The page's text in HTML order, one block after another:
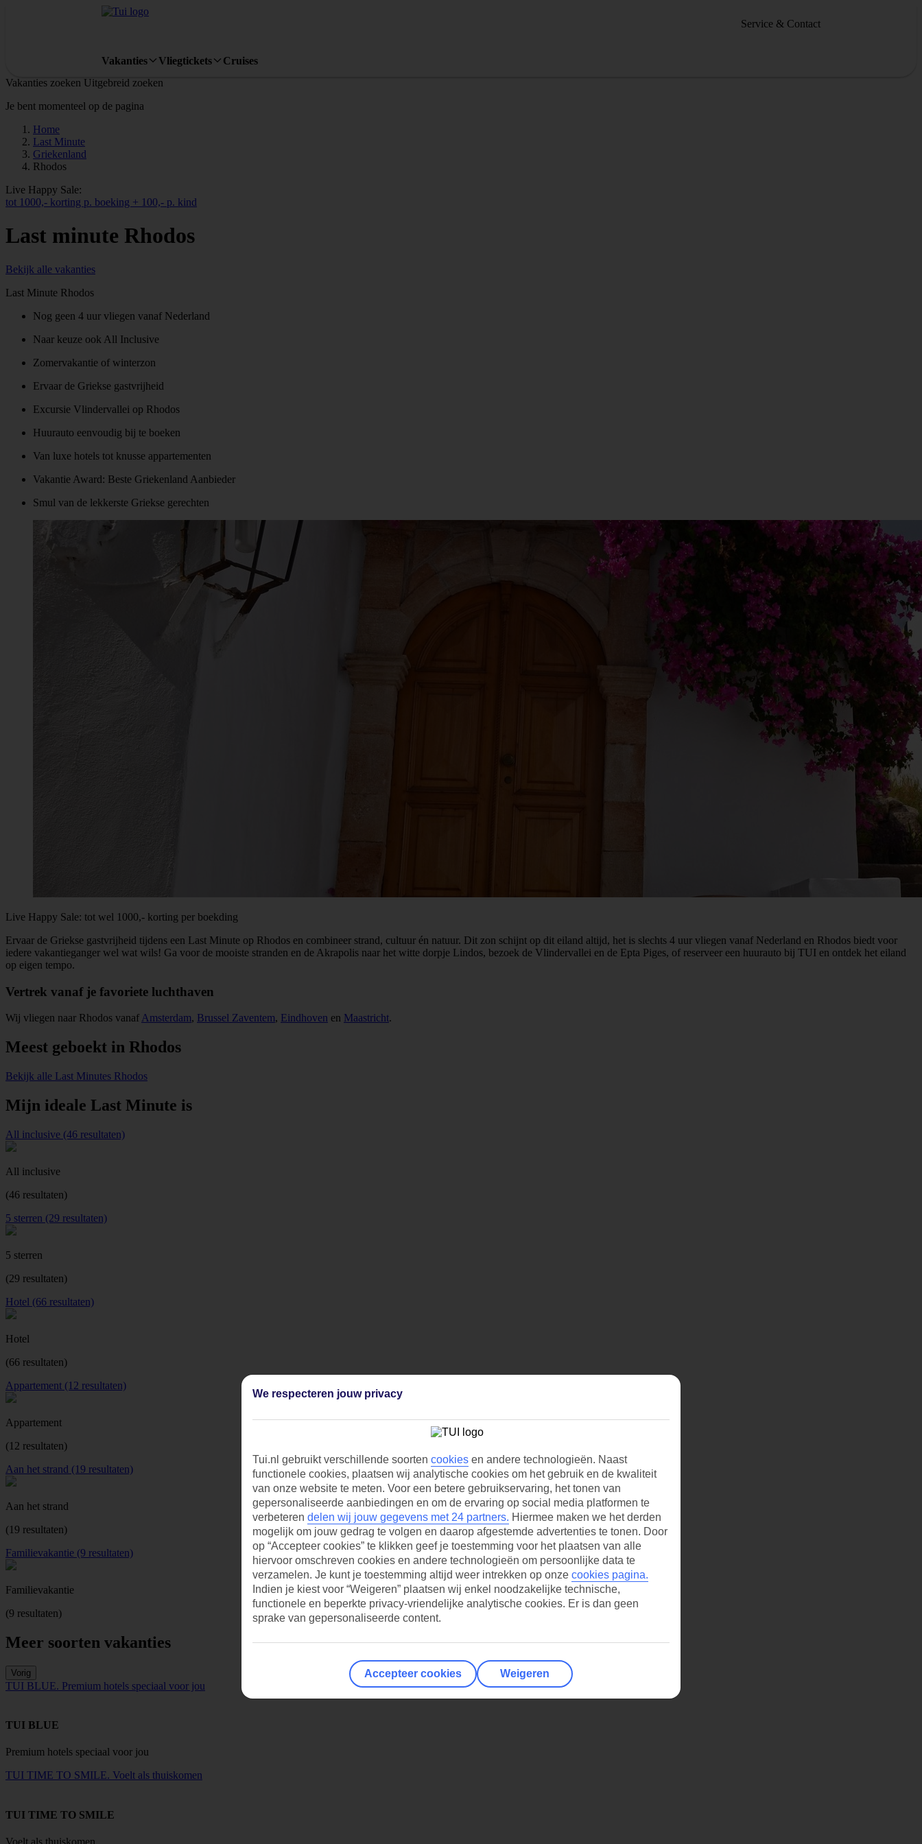
Service & Contact
Vakanties Vliegtickets
Cruises
Vakanties zoeken Uitgebreid zoeken
Je bent momenteel op de pagina
Home
Last Minute
Griekenland
Rhodos
Live Happy Sale:
tot 1000,- korting p. boeking + 100,- p. kind
Last minute Rhodos
Bekijk alle vakanties
Last Minute Rhodos
Nog geen 4 uur vliegen vanaf Nederland
Naar keuze ook All Inclusive
Zomervakantie of winterzon
Ervaar de Griekse gastvrijheid
Excursie Vlindervallei op Rhodos
Huurauto eenvoudig bij te boeken
Van luxe hotels tot knusse appartementen
Vakantie Award: Beste Griekenland Aanbieder
Smul van de lekkerste Griekse gerechten
Live Happy Sale: tot wel 1000,- korting per boekding
Ervaar de Griekse gastvrijheid tijdens een Last Minute op Rhodos en combineer strand, cultuur én natuur. Dit zon schijnt op dit eiland altijd, het is slechts 4 uur vliegen vanaf Nederland en Rhodos biedt voor
iedere vakantieganger wel wat wils! Ga voor de mooiste stranden en de Akrapolis naar het witte dorpje Lindos, bezoek de Vlindervallei en de Epta Piges, of reserveer een huurauto bij TUI en ontdek het eiland
op eigen tempo.
Vertrek vanaf je favoriete luchthaven
Wij vliegen naar Rhodos vanaf Amsterdam, Brussel Zaventem, Eindhoven en Maastricht.
Meest geboekt in Rhodos
Bekijk alle Last Minutes Rhodos
Mijn ideale Last Minute is
All inclusive (46 resultaten)
All inclusive
(46 resultaten)
5 sterren (29 resultaten)
5 sterren
(29 resultaten)
Hotel (66 resultaten)
Hotel
(66 resultaten)
Appartement (12 resultaten)
Appartement
(12 resultaten)
Aan het strand (19 resultaten)
Aan het strand
(19 resultaten)
Familievakantie (9 resultaten)
Familievakantie
(9 resultaten)
Meer soorten vakanties
Vorig
TUI BLUE. Premium hotels speciaal voor jou
TUI BLUE
Premium hotels speciaal voor jou
TUI TIME TO SMILE. Voelt als thuiskomen
TUI TIME TO SMILE
Voelt als thuiskomen
We respecteren jouw privacy
Tui.nl gebruikt verschillende soorten cookies en andere technologieën. Naast
functionele cookies, plaatsen wij analytische cookies om het gebruik en de kwaliteit
van onze website te meten. Voor een betere gebruikservaring, het tonen van
gepersonaliseerde aanbiedingen en om de ervaring op social media platformen te
verbeteren delen wij jouw gegevens met 24 partners. Hiermee maken we het derden
mogelijk om jouw gedrag te volgen en daarop afgestemde advertenties te tonen. Door
op “Accepteer cookies” te klikken geef je toestemming voor het plaatsen van alle
hiervoor omschreven cookies en andere technologieën om persoonlijke data te
verzamelen. Je kunt je toestemming altijd weer intrekken op onze cookies pagina.
Indien je kiest voor “Weigeren” plaatsen wij enkel noodzakelijke technische,
functionele en beperkte privacy-vriendelijke analytische cookies. Er is dan geen
sprake van gepersonaliseerde content.
Accepteer cookies Weigeren